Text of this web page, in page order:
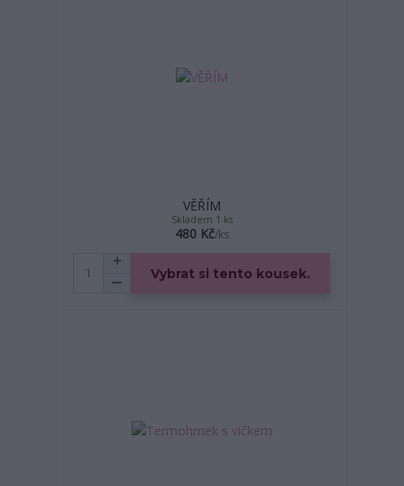
VĚŘÍM
480 Kč/ks
Skladem 1 ks
Vybrat si tento kousek.